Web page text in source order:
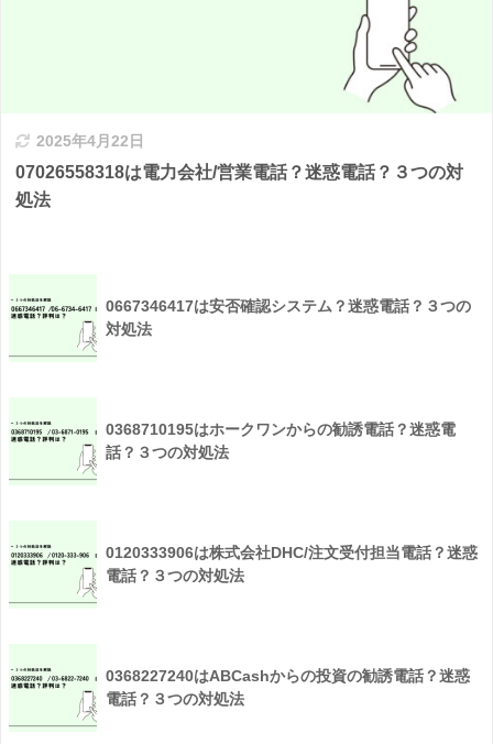
2025年4月22日
07026558318は電力会社/営業電話？迷惑電話？３つの対
処法
0667346417は安否確認システム？迷惑電話？３つの
対処法
0368710195はホークワンからの勧誘電話？迷惑電
話？３つの対処法
0120333906は株式会社DHC/注文受付担当電話？迷惑
電話？３つの対処法
0368227240はABCashからの投資の勧誘電話？迷惑
電話？３つの対処法